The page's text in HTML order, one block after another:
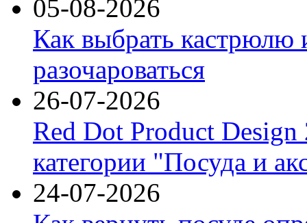
05-08-2026
Как выбрать кастрюлю
разочароваться
26-07-2026
Red Dot Product Design
категории "Посуда и
24-07-2026